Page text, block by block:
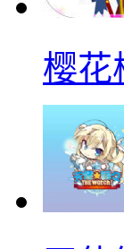
樱花